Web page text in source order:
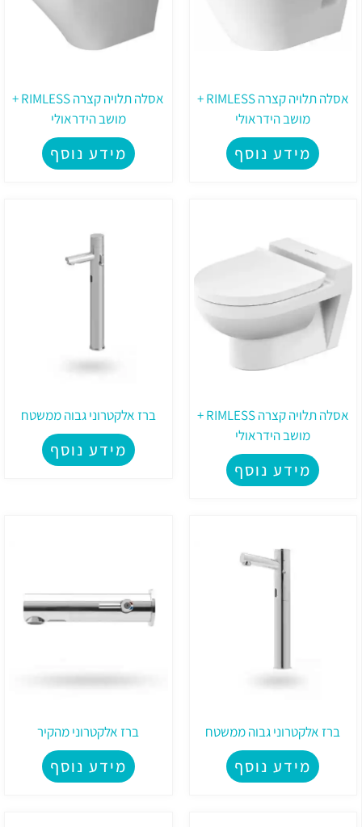
אסלה תלויה קצרה RIMLESS +
מושב הידראולי
מידע נוסף
אסלה תלויה קצרה RIMLESS +
מושב הידראולי
מידע נוסף
אסלה תלויה קצרה RIMLESS +
מושב הידראולי
מידע נוסף
ברז אלקטרוני גבוה ממשטח
מידע נוסף
ברז אלקטרוני גבוה ממשטח
מידע נוסף
ברז אלקטרוני מהקיר
מידע נוסף